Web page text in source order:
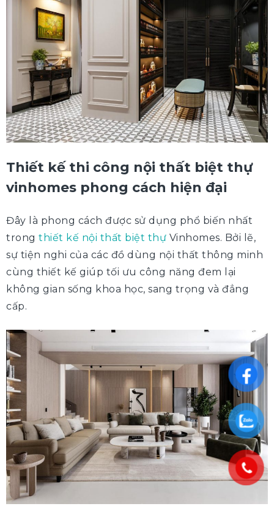
Thiết kế thi công nội thất biệt thự
vinhomes phong cách hiện đại
Đây là phong cách được sử dụng phổ biến nhất
trong thiết kế nội thất biệt thự Vinhomes. Bởi lẽ,
sự tiện nghi của các đồ dùng nội thất thông minh
cùng thiết kế giúp tối ưu công năng đem lại
không gian sống khoa học, sang trọng và đẳng
cấp.